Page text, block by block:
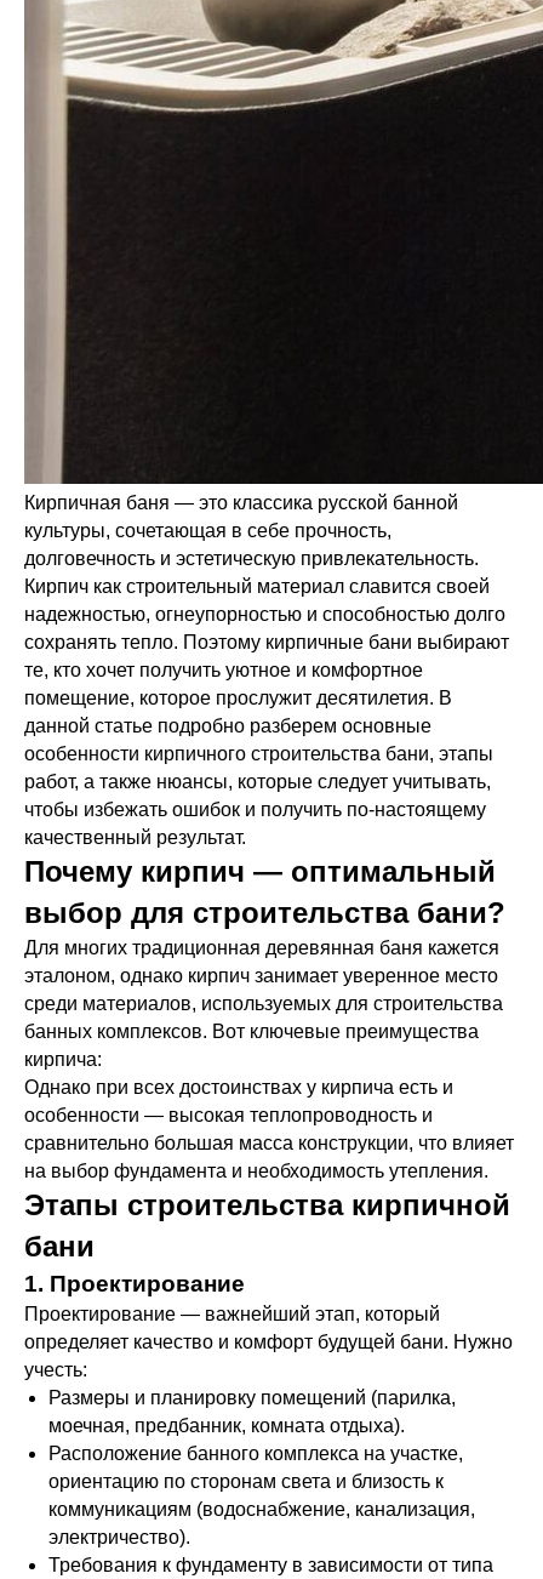
Кирпичная баня — это классика русской банной
культуры, сочетающая в себе прочность,
долговечность и эстетическую привлекательность.
Кирпич как строительный материал славится своей
надежностью, огнеупорностью и способностью долго
сохранять тепло. Поэтому кирпичные бани выбирают
те, кто хочет получить уютное и комфортное
помещение, которое прослужит десятилетия. В
данной статье подробно разберем основные
особенности кирпичного строительства бани, этапы
работ, а также нюансы, которые следует учитывать,
чтобы избежать ошибок и получить по-настоящему
качественный результат.
Почему кирпич — оптимальный
выбор для строительства бани?
Для многих традиционная деревянная баня кажется
эталоном, однако кирпич занимает уверенное место
среди материалов, используемых для строительства
банных комплексов. Вот ключевые преимущества
кирпича:
Однако при всех достоинствах у кирпича есть и
особенности — высокая теплопроводность и
сравнительно большая масса конструкции, что влияет
на выбор фундамента и необходимость утепления.
Этапы строительства кирпичной
бани
1. Проектирование
Проектирование — важнейший этап, который
определяет качество и комфорт будущей бани. Нужно
учесть:
Размеры и планировку помещений (парилка,
моечная, предбанник, комната отдыха).
Расположение банного комплекса на участке,
ориентацию по сторонам света и близость к
коммуникациям (водоснабжение, канализация,
электричество).
Требования к фундаменту в зависимости от типа